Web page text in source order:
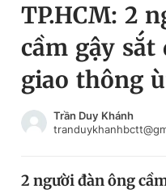
Chuyên mục
Chuyên mục khác
Chào ngày mới
Đổi mật khẩu
Tin đã lưu
Đăng xuất
TP.HCM: 2
cầm gậy
giao thông
Trần Duy Khánh
2 người đàn ông